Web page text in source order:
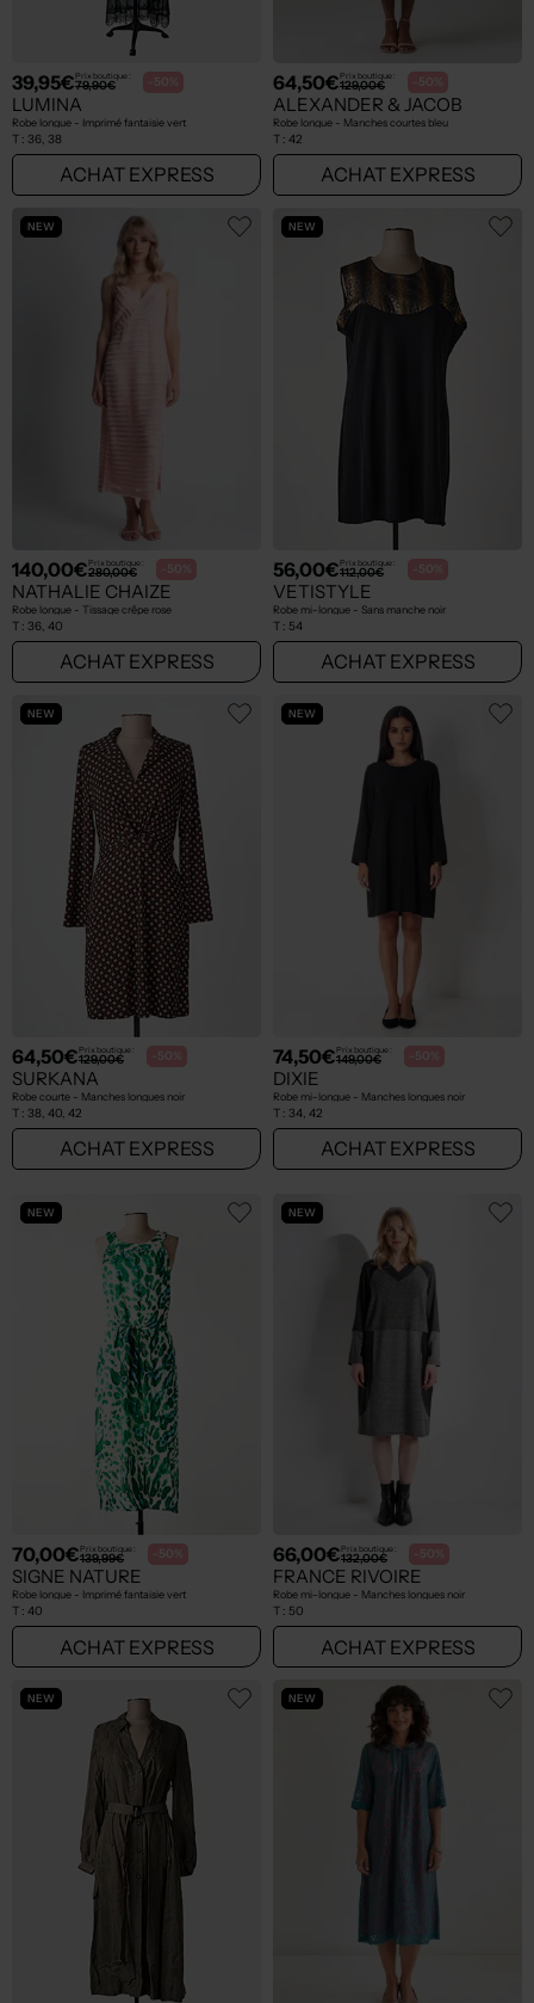
39,95€Prix boutique :
79,90€ -50%
LUMINA
Robe longue - Imprimé fantaisie vert
T : 36, 38
ACHAT EXPRESS
64,50€Prix boutique :
129,00€ -50%
ALEXANDER & JACOB
Robe longue - Manches courtes bleu
T : 42
ACHAT EXPRESS
NEW
140,00€Prix boutique :
280,00€ -50%
NATHALIE CHAIZE
Robe longue - Tissage crêpe rose
T : 36, 40
ACHAT EXPRESS
NEW
56,00€Prix boutique :
112,00€ -50%
VETISTYLE
Robe mi-longue - Sans manche noir
T : 54
ACHAT EXPRESS
NEW
64,50€Prix boutique :
129,00€ -50%
SURKANA
Robe courte - Manches longues noir
T : 38, 40, 42
ACHAT EXPRESS
NEW
74,50€Prix boutique :
149,00€ -50%
DIXIE
Robe mi-longue - Manches longues noir
T : 34, 42
ACHAT EXPRESS
NEW
70,00€Prix boutique :
139,99€ -50%
SIGNE NATURE
Robe longue - Imprimé fantaisie vert
T : 40
ACHAT EXPRESS
NEW
66,00€Prix boutique :
132,00€ -50%
FRANCE RIVOIRE
Robe mi-longue - Manches longues noir
T : 50
ACHAT EXPRESS
NEW NEW